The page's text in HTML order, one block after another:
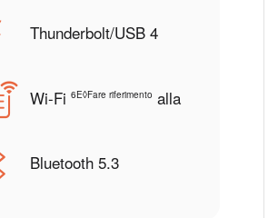
Thunderbolt/USB 4
Wi-Fi 6E◊Fare riferimento allanota legale
Bluetooth 5.3